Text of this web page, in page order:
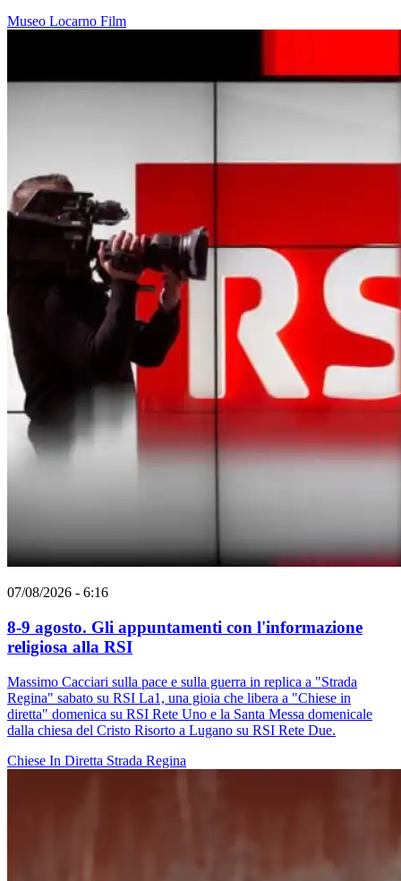
Museo Locarno Film
07/08/2026 - 6:16
8-9 agosto. Gli appuntamenti con l'informazione
religiosa alla RSI
Massimo Cacciari sulla pace e sulla guerra in replica a "Strada
Regina" sabato su RSI La1, una gioia che libera a "Chiese in
diretta" domenica su RSI Rete Uno e la Santa Messa domenicale
dalla chiesa del Cristo Risorto a Lugano su RSI Rete Due.
Chiese In Diretta Strada Regina